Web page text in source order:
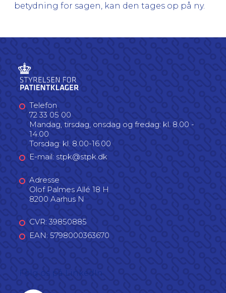
betydning for sagen, kan den tages op på ny.
Telefon
72 33 05 00
Mandag, tirsdag, onsdag og fredag: kl. 8.00 -
14.00
Torsdag: kl. 8.00-16.00
E-mail: stpk@stpk.dk
Adresse
Olof Palmes Allé 18 H
8200 Aarhus N
CVR: 39850885
EAN: 5798000363670